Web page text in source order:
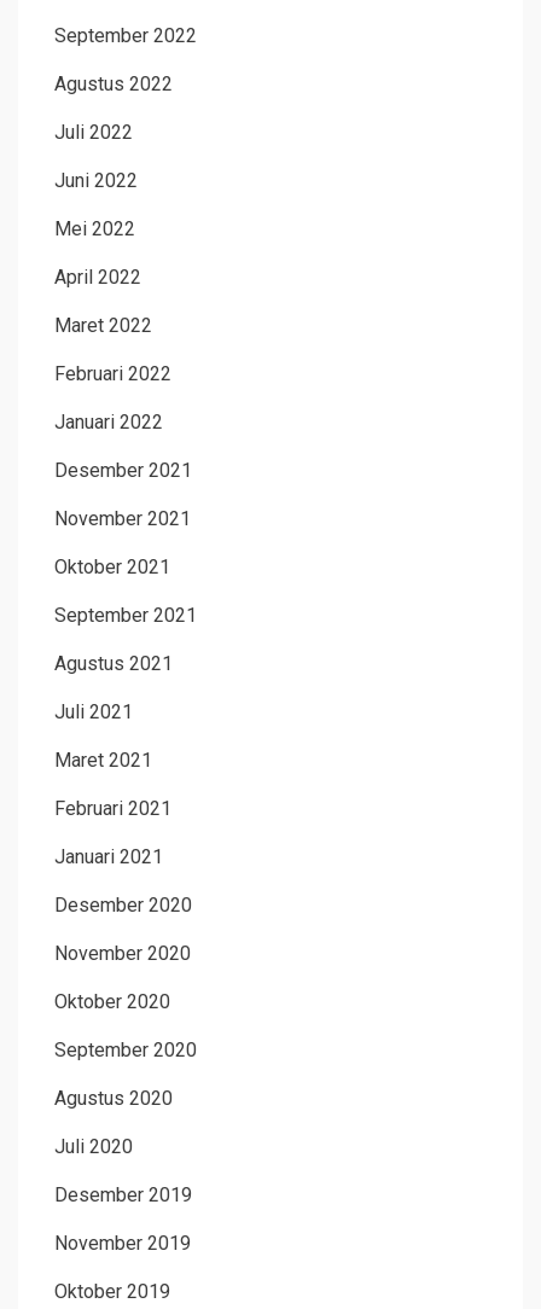
September 2022
Agustus 2022
Juli 2022
Juni 2022
Mei 2022
April 2022
Maret 2022
Februari 2022
Januari 2022
Desember 2021
November 2021
Oktober 2021
September 2021
Agustus 2021
Juli 2021
Maret 2021
Februari 2021
Januari 2021
Desember 2020
November 2020
Oktober 2020
September 2020
Agustus 2020
Juli 2020
Desember 2019
November 2019
Oktober 2019